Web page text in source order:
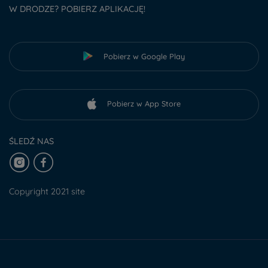
W DRODZE? POBIERZ APLIKACJĘ!
Pobierz w Google Play
Pobierz w App Store
ŚLEDŹ NAS
Copyright 2021 site